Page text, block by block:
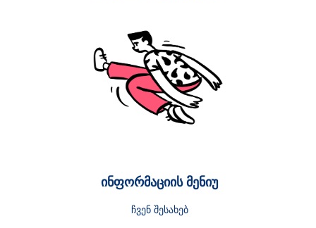
ინფორმაციის მენიუ
ჩვენ შესახებ